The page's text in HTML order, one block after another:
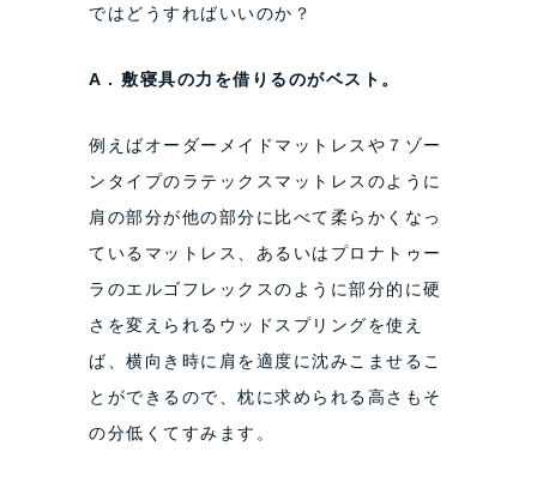
ではどうすればいいのか？
A . 敷寝具の力を借りるのがベスト。
例えばオーダーメイドマットレスや７ゾー
ンタイプのラテックスマットレスのように
肩の部分が他の部分に比べて柔らかくなっ
ているマットレス、あるいはプロナトゥー
ラのエルゴフレックスのように部分的に硬
さを変えられるウッドスプリングを使え
ば、横向き時に肩を適度に沈みこませるこ
とができるので、枕に求められる高さもそ
の分低くてすみます。